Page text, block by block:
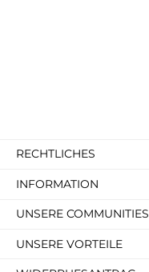
RECHTLICHES
INFORMATION
UNSERE COMMUNITIES
UNSERE VORTEILE